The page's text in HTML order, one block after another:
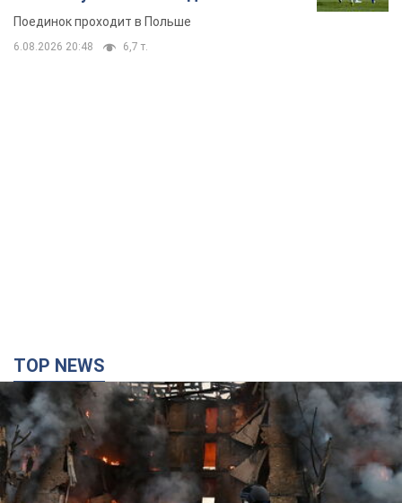
баллистики в Украине: что будет далее?
Интервью с Шарпом
В июле страна-агрессор установила "рекорд" по количеству
запущенных по Украине баллистических ракет
5 часов назад 60,8 т.